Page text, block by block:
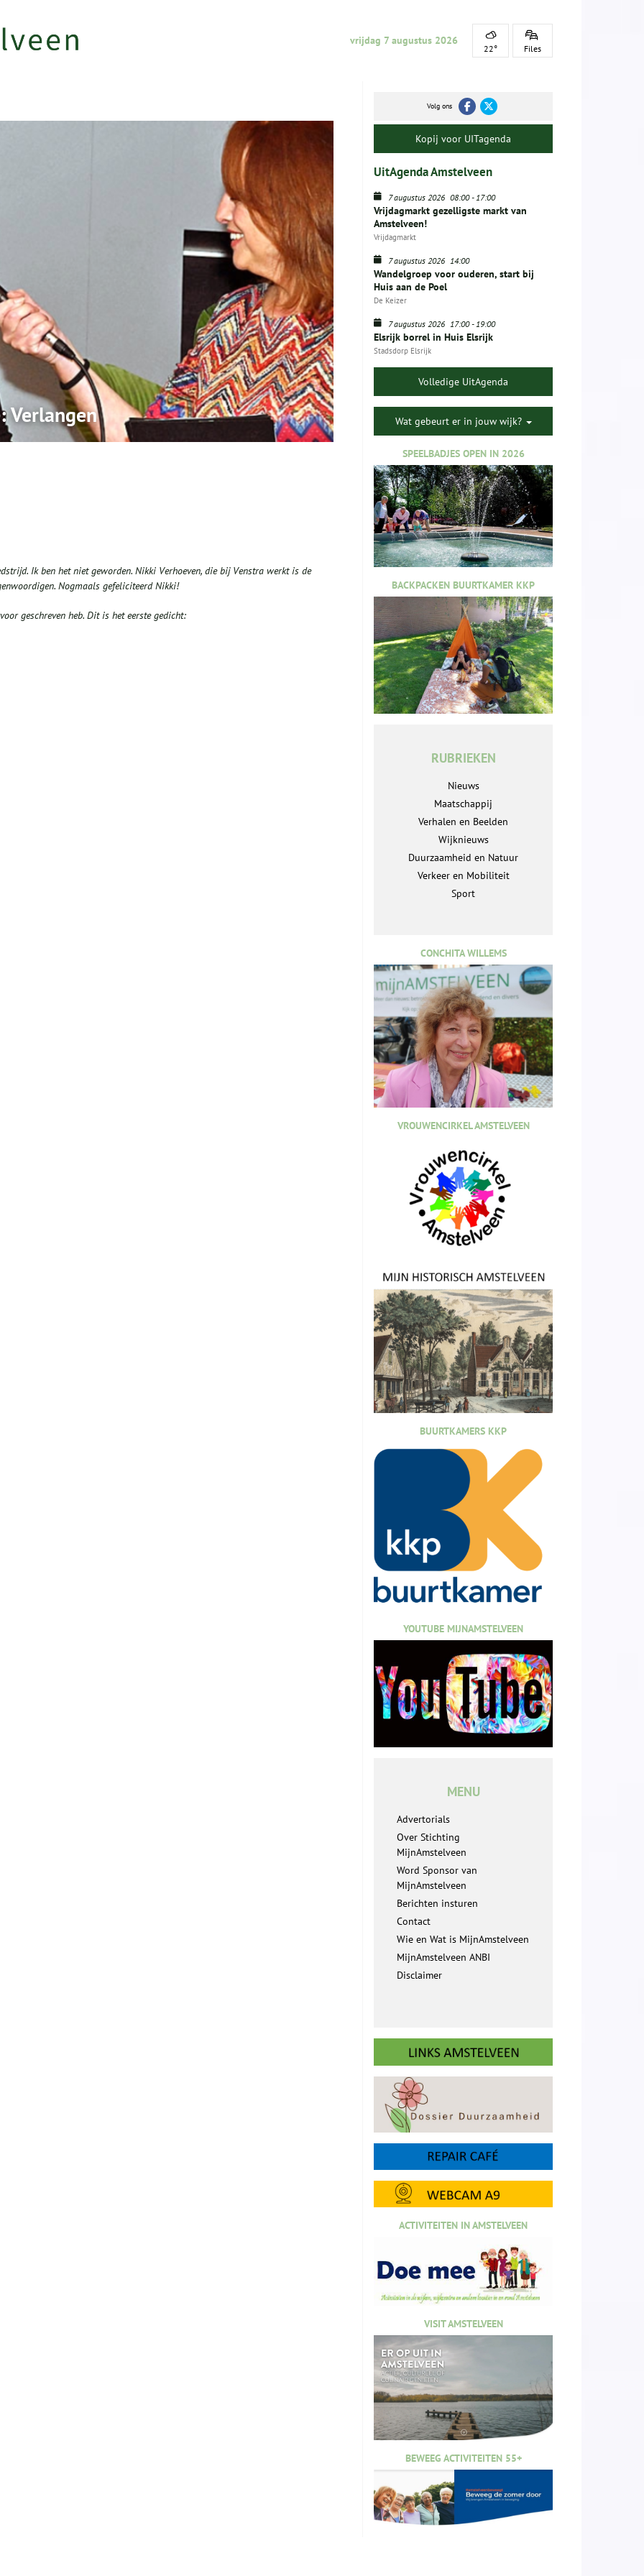
vrijdag 7 augustus 2026
22° Files
Verlangen
Ik ben het niet geworden. Nikki Verhoeven, die bij Venstra werkt is de
Nogmaals gefeliciteerd Nikki!
geschreven heb. Dit is het eerste gedicht:
Volg ons
Kopij voor UITagenda
UitAgenda Amstelveen
7 augustus 2026 08:00-17:00
Vrijdagmarkt gezelligste markt van
Amstelveen!
Vrijdagmarkt
7 augustus 2026 14:00
Wandelgroep voor ouderen, start bij
Huis aan de Poel
De Keizer
7 augustus 2026 17:00-19:00
Elsrijk borrel in Huis Elsrijk
Stadsdorp Elsrijk
Volledige UitAgenda
Wat gebeurt er in jouw wijk?
SPEELBADJES OPEN IN 2026
BACKPACKEN BUURTKAMER KKP
RUBRIEKEN
Nieuws
Maatschappij
Verhalen en Beelden
Wijknieuws
Duurzaamheid en Natuur
Verkeer en Mobiliteit
Sport
CONCHITA WILLEMS
VROUWENCIRKEL AMSTELVEEN
BUURTKAMERS KKP
YOUTUBE MIJNAMSTELVEEN
MENU
Advertorials
Over Stichting
MijnAmstelveen
Word Sponsor van
MijnAmstelveen
Berichten insturen
Contact
Wie en Wat is MijnAmstelveen
MijnAmstelveen ANBI
Disclaimer
ACTIVITEITEN IN AMSTELVEEN
VISIT AMSTELVEEN
BEWEEG ACTIVITEITEN 55+